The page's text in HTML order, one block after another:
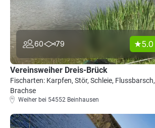
60 79 5.0
Vereinsweiher Dreis-Brück
Fischarten: Karpfen, Stör, Schleie, Flussbarsch,
Brachse
Weiher bei 54552 Beinhausen